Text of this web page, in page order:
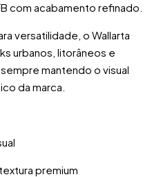
com acabamento refinado.
versatilidade, o Wallarta
urbanos, litorâneos e
mantendo o visual
da marca.
premium